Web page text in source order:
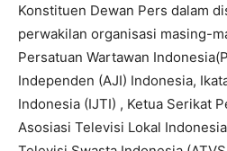
Konstituen Dewan Pers dalam
perwakilan organisasi masing-
Persatuan Wartawan
Independen (AJI) Indonesia,
Indonesia (IJTI) , Ketua Serikat
Asosiasi Televisi Lokal